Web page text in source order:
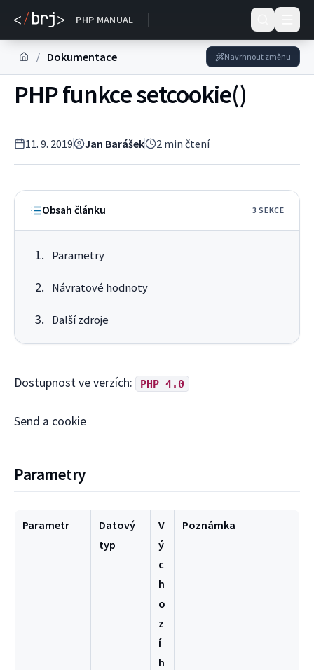
PHP MANUAL
Dokumentace
/ Dokumentace Navrhnout změnu
PHP funkce setcookie()
11. 9. 2019 Jan Barášek 2 min čtení
Obsah článku 3 SEKCE
Parametry
Návratové hodnoty
Další zdroje
Dostupnost ve verzích: PHP 4.0
Send a cookie
Parametry
Parametr
Datový
typ
V
ý
c
h
o
z
í
h
Poznámka